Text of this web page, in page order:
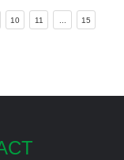
10 11 ... 15